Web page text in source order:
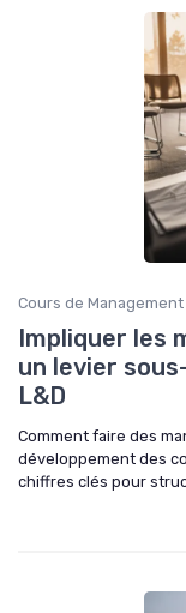
Cours de
Impliquer les
un levier
L&D
Comment faire des
développement des
chiffres clés pour